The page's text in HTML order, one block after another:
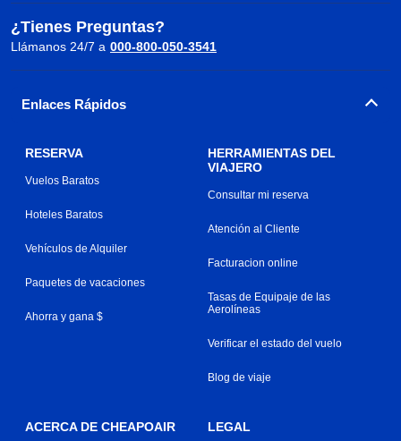
¿Tienes Preguntas?
Llámanos 24/7 a 000-800-050-3541
Enlaces Rápidos
RESERVA
Vuelos Baratos
Hoteles Baratos
Vehículos de Alquiler
Paquetes de vacaciones
Ahorra y gana $
HERRAMIENTAS DEL
VIAJERO
Consultar mi reserva
Atención al Cliente
Facturacion online
Tasas de Equipaje de las
Aerolíneas
Verificar el estado del vuelo
Blog de viaje
ACERCA DE CHEAPOAIR LEGAL